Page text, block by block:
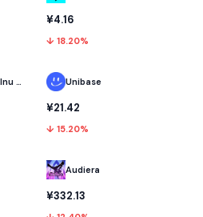
HarryPotterObamaSonic10Inu (ETH)
¥4.16
↓ 18.20%
Unibase
¥21.42
↓ 15.20%
Audiera
¥332.13